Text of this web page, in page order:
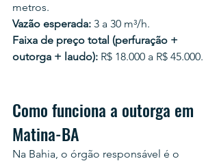
metros.
Vazão esperada: 3 a 30 m³/h.
Faixa de preço total (perfuração +
outorga + laudo): R$ 18.000 a R$ 45.000.
Como funciona a outorga em
Matina-BA
Na Bahia, o órgão responsável é o